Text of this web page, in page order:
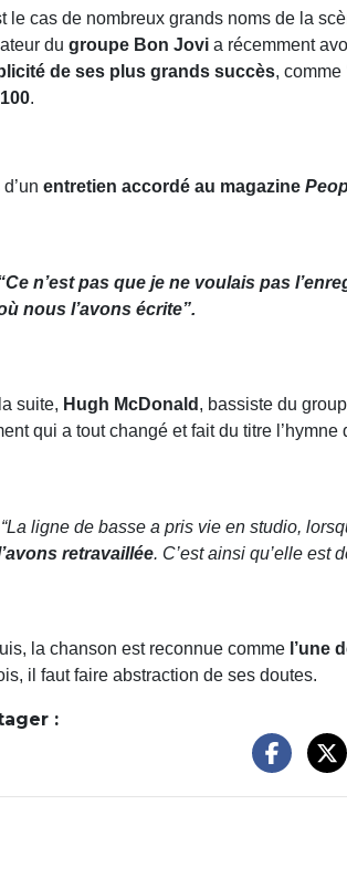
le cas de nombreux grands noms de la
du groupe Bon Jovi a récemment
de ses plus grands succès, comme
.
entretien accordé au magazine
n’est pas que je ne voulais pas
nous l’avons écrite”.
suite, Hugh McDonald , bassiste du
qui a tout changé et fait du titre
“La ligne de basse a pris vie en studio,
retravaillée. C’est ainsi qu’elle est
la chanson est reconnue comme l’une
il faut faire abstraction de ses doutes.
: